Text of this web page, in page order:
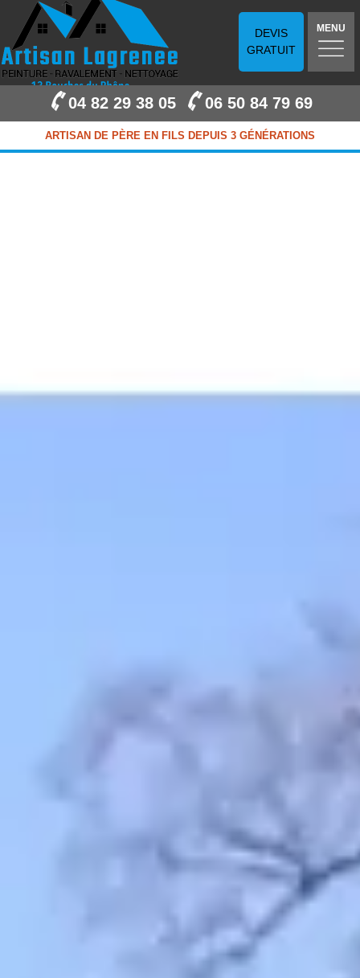
DEVIS
GRATUIT
MENU
04 82 29 38 05 06 50 84 79 69
ARTISAN DE PÈRE EN FILS DEPUIS 3 GÉNÉRATIONS